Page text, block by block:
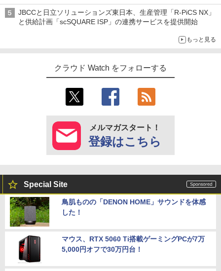
JBCCと日立ソリューションズ東日本、生産管理「R-PiCS NX」
と供給計画「scSQUARE ISP」の連携サービスを提供開始
もっと見る
クラウド Watch をフォローする
メルマガスタート！
登録はこちら
Special Site
鳥肌ものの「DENON HOME」サウンドを体感
した！
マウス、RTX 5060 Ti搭載ゲーミングPCが7万
5,000円オフで30万円台！